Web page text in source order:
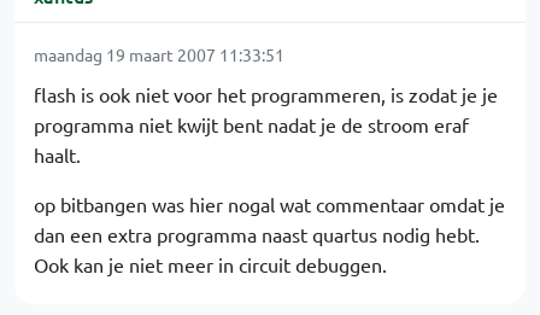
maandag 19 maart 2007 11:33:51
flash is ook niet voor het programmeren, is zodat je je
programma niet kwijt bent nadat je de stroom eraf
haalt.
op bitbangen was hier nogal wat commentaar omdat je
dan een extra programma naast quartus nodig hebt.
Ook kan je niet meer in circuit debuggen.